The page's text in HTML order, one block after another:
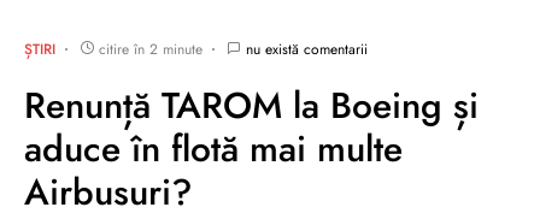
ȘTIRI citire în 2 minute nu există comentarii
Renunță TAROM la Boeing și
aduce în flotă mai multe
Airbusuri?